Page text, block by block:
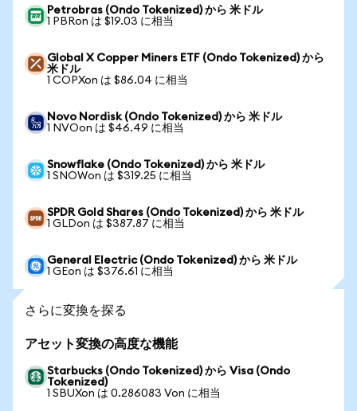
Petrobras (Ondo Tokenized) から 米ドル
1 PBRon は $19.03 に相当
Global X Copper Miners ETF (Ondo Tokenized) から
米ドル
1 COPXon は $86.04 に相当
Novo Nordisk (Ondo Tokenized) から 米ドル
1 NVOon は $46.49 に相当
Snowflake (Ondo Tokenized) から 米ドル
1 SNOWon は $319.25 に相当
SPDR Gold Shares (Ondo Tokenized) から 米ドル
1 GLDon は $387.87 に相当
General Electric (Ondo Tokenized) から 米ドル
1 GEon は $376.61 に相当
さらに変換を探る
アセット変換の高度な機能
Starbucks (Ondo Tokenized) から Visa (Ondo
Tokenized)
1 SBUXon は 0.286083 Von に相当